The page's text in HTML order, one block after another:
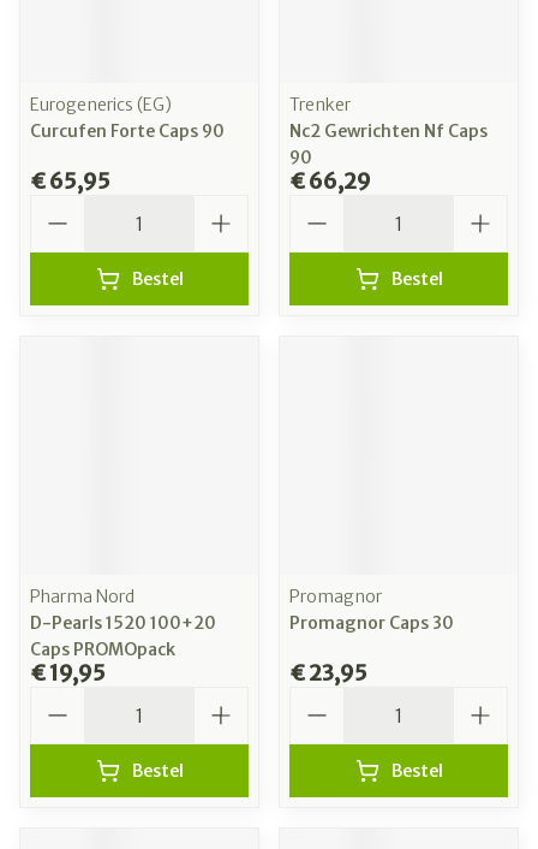
Eurogenerics (EG)
Curcufen Forte Caps 90
€ 65,95
Bestel
Trenker
Nc2 Gewrichten Nf Caps
90
€ 66,29
Bestel
Pharma Nord
D-Pearls 1520 100+20
Caps PROMOpack
€ 19,95
Bestel
Promagnor
Promagnor Caps 30
€ 23,95
Bestel